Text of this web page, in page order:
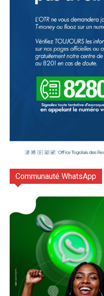
Communauté WhatsApp